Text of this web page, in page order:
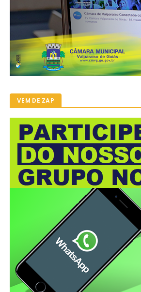
VEM DE ZAP